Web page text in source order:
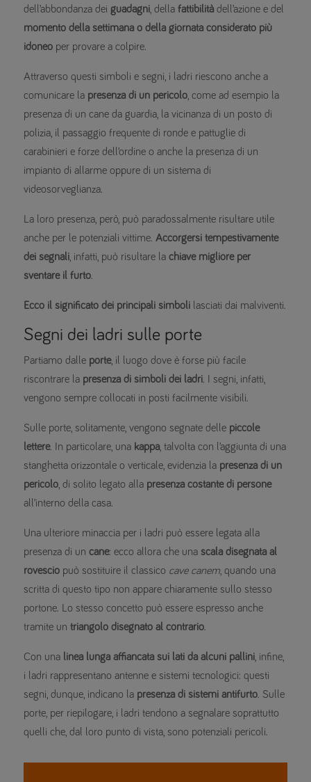
dell’abbondanza dei guadagni , della fattibilità dell’azione e del
momento della settimana o della giornata considerato più
idoneo per provare a colpire.
Attraverso questi simboli e segni, i ladri riescono anche a
comunicare la presenza di un pericolo , come ad esempio la
presenza di un cane da guardia, la vicinanza di un posto di
polizia, il passaggio frequente di ronde e pattuglie di
carabinieri e forze dell’ordine o anche la presenza di un
impianto di allarme oppure di un sistema di
videosorveglianza.
La loro presenza, però, può paradossalmente risultare utile
anche per le potenziali vittime. Accorgersi tempestivamente
dei segnali , infatti, può risultare la chiave migliore per
sventare il furto.
Ecco il significato dei principali simboli lasciati dai malviventi.
Segni dei ladri sulle porte
Partiamo dalle porte, il luogo dove è forse più facile
riscontrare la presenza di simboli dei ladri. I segni, infatti,
vengono sempre collocati in posti facilmente visibili.
Sulle porte, solitamente, vengono segnate delle piccole
lettere. In particolare, una kappa , talvolta con l’aggiunta di una
stanghetta orizzontale o verticale, evidenzia la presenza di un
pericolo , di solito legato alla presenza costante di persone
all’interno della casa.
Una ulteriore minaccia per i ladri può essere legata alla
presenza di un cane: ecco allora che una scala disegnata al
rovescio può sostituire il classico cave canem , quando una
scritta di questo tipo non appare chiaramente sullo stesso
portone. Lo stesso concetto può essere espresso anche
tramite un triangolo disegnato al contrario.
Con una linea lunga affiancata sui lati da alcuni pallini , infine,
i ladri rappresentano antenne e sistemi tecnologici: questi
segni, dunque, indicano la presenza di sistemi antifurto. Sulle
porte, per riepilogare, i ladri tendono a segnalare soprattutto
quelli che, dal loro punto di vista, sono potenziali pericoli.